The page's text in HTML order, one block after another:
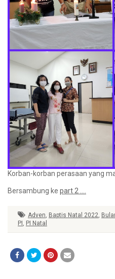
Korban-korban perasaan yang
Bersambung ke part 2 ….
Adven, Baptis Natal 2022,
PI , PI Natal